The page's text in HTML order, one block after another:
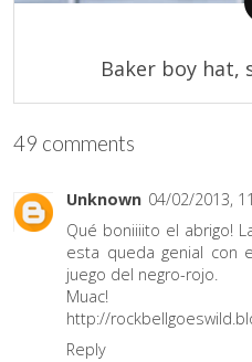
Baker boy hat,
49 comments
Unknown 04/02/2013,
Qué boniiiito el abrigo!
esta queda genial con
juego del negro-rojo.
Muac!
http://
Reply